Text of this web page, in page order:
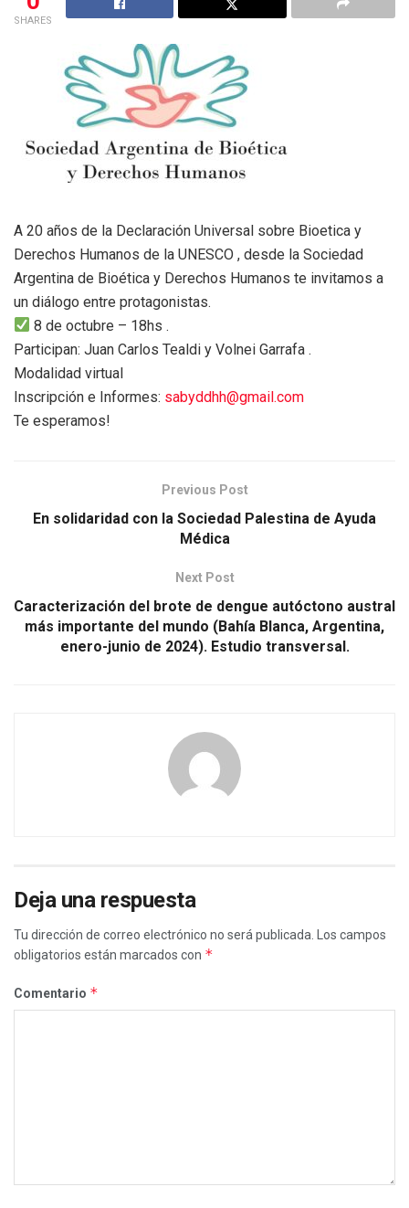
SHARES
A 20 años de la Declaración Universal sobre Bioetica y
Derechos Humanos de la UNESCO , desde la Sociedad
Argentina de Bioética y Derechos Humanos te invitamos a
un diálogo entre protagonistas.
8 de octubre – 18hs .
Participan: Juan Carlos Tealdi y Volnei Garrafa .
Modalidad virtual
Inscripción e Informes: sabyddhh@gmail.com
Te esperamos!
Previous Post
En solidaridad con la Sociedad Palestina de Ayuda
Médica
Next Post
Caracterización del brote de dengue autóctono austral
más importante del mundo (Bahía Blanca, Argentina,
enero-junio de 2024). Estudio transversal.
Deja una respuesta
Tu dirección de correo electrónico no será publicada.
Los campos
obligatorios están marcados con *
Comentario *